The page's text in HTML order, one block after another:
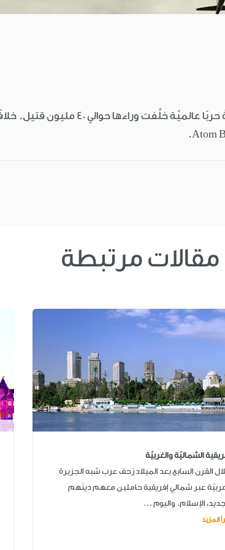
مقالات مرتبطة
الشماليّة والغربيّة
القرن السابع بعد الميلاد زحف عرب شبه الجزيرة
عبر شمالي إفريقية حاملين معهم دينَهم
الإسلام. واليوم ...
المزيد